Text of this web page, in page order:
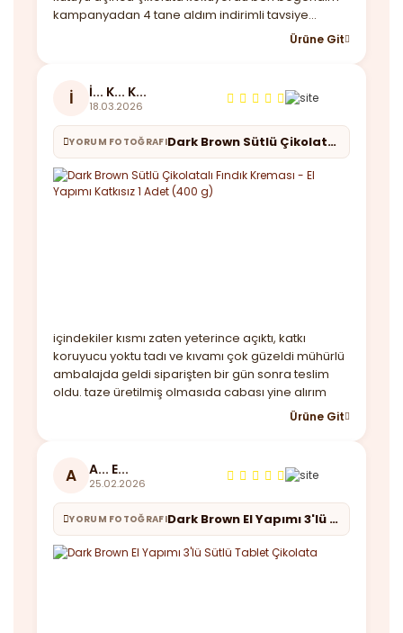
kampanyadan 4 tane aldım indirimli tavsiye
Ürüne Git
İ İ... K... K...
18.03.2026
YORUM FOTOĞRAFI Dark Brown Sütlü Çikolatalı Fındık Kreması - El Yapımı Katkısız 1 Adet (400 g)
içindekiler kısmı zaten yeterince açıktı, katkı
koruyucu yoktu tadı ve kıvamı çok güzeldi mühürlü
ambalajda geldi siparişten bir gün sonra teslim
oldu. taze üretilmiş olmasıda cabası yine alırım
Ürüne Git
A A... E...
25.02.2026
YORUM FOTOĞRAFI Dark Brown El Yapımı 3'lü Sütlü Tablet Çikolata